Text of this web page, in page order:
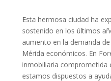
Esta hermosa ciudad ha
sostenido en los últimos
aumento en la demanda
Mérida económicos. En
inmobiliaria comprometida
estamos dispuestos a